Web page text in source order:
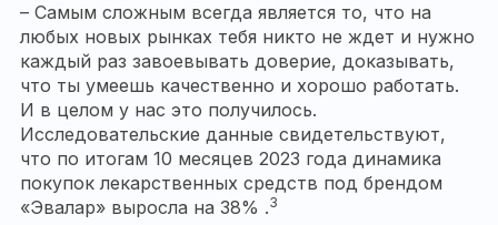
– Самым сложным всегда является то, что на
любых новых рынках тебя никто не ждет и нужно
каждый раз завоевывать доверие, доказывать,
что ты умеешь качественно и хорошо работать.
И в целом у нас это получилось.
Исследовательские данные свидетельствуют,
что по итогам 10 месяцев 2023 года динамика
покупок лекарственных средств под брендом
«Эвалар» выросла на 38% .3